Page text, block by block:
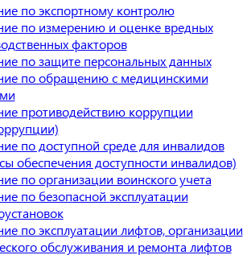
по экспортному контролю
по измерению и оценке вредных
факторов
по защите персональных данных
по обращению с медицинскими
противодействию коррупции
по доступной среде для инвалидов
обеспечения доступности инвалидов)
по организации воинского учета
по безопасной эксплуатации
по эксплуатации лифтов, организации
обслуживания и ремонта лифтов